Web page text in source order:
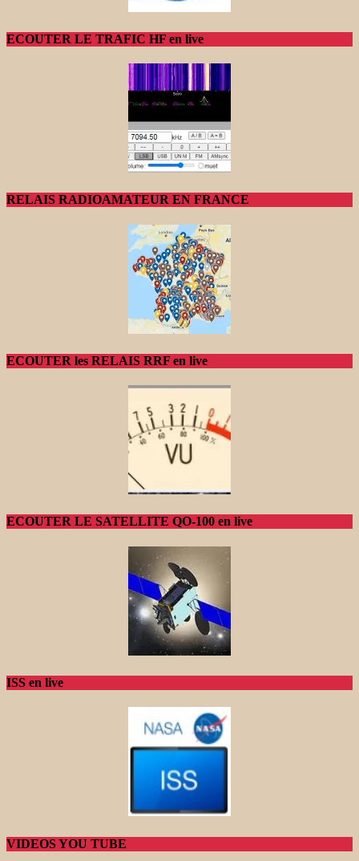
ECOUTER LE TRAFIC HF en live
RELAIS RADIOAMATEUR EN FRANCE
ECOUTER les RELAIS RRF en live
ECOUTER LE SATELLITE QO-100 en live
ISS en live
VIDEOS YOU TUBE